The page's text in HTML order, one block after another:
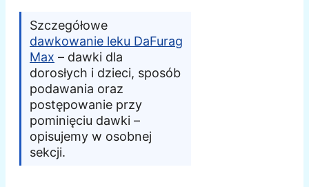
Szczegółowe
dawkowanie leku DaFurag
Max – dawki dla
dorosłych i dzieci, sposób
podawania oraz
postępowanie przy
pominięciu dawki –
opisujemy w osobnej
sekcji.